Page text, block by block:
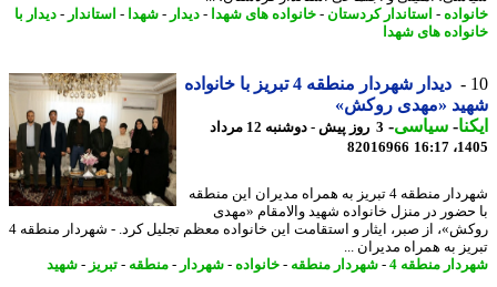
- استاندار کردستان-خانواده های شهدا-دیدار-شهدا-استاندار-دیدار با
های شهدا
دیدار شهردار منطقه 4 تبریز با خانواده
«مهدی روکش»
-سیاسی-
3 روز پیش - دوشنبه 12 مرداد
82016966
شهردار منطقه 4 تبریز به همراه مدیران این منطقه
در منزل خانواده شهید والامقام «مهدی
روکش»، از صبر، ایثار و استقامت این خانواده معظم تجلیل کرد. - شهردار منطقه 4
به همراه مدیران ...
منطقه 4 -شهردار منطقه-خانواده- شهردار-منطقه-تبریز- شهید